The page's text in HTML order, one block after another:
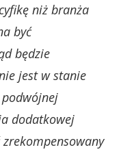
niż branża
być
będzie
jest w stanie
podwójnej
dodatkowej
zrekompensowany